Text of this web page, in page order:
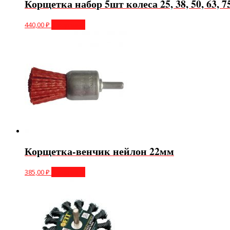
Корщетка набор 5шт колеса 25, 38, 50, 63,
440,00₽
Корщетка-венчик нейлон 22мм
385,00₽